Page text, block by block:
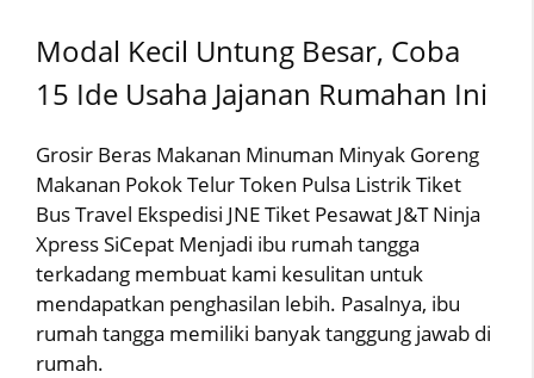
Modal Kecil Untung Besar, Coba
15 Ide Usaha Jajanan Rumahan Ini
Grosir Beras Makanan Minuman Minyak Goreng
Makanan Pokok Telur Token Pulsa Listrik Tiket
Bus Travel Ekspedisi JNE Tiket Pesawat J&T Ninja
Xpress SiCepat Menjadi ibu rumah tangga
terkadang membuat kami kesulitan untuk
mendapatkan penghasilan lebih. Pasalnya, ibu
rumah tangga memiliki banyak tanggung jawab di
rumah.